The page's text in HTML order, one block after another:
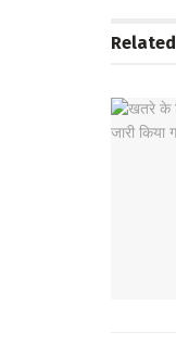
Related